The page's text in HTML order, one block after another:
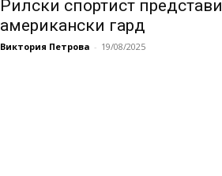
Рилски спортист представи
американски гард
Виктория Петрова - 19/08/2025